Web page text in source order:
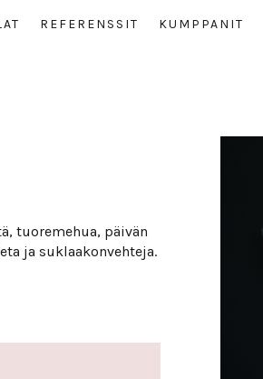
REFE­RENSSIT KUMP­PANIT
tuoremehua, päivän
ja suklaakonvehteja.